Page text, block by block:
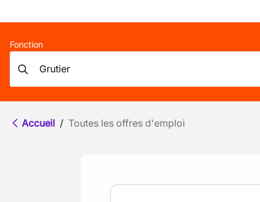
Fonction
Accueil / Toutes les offres d'emploi